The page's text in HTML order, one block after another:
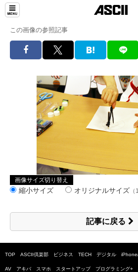
この画像の参照記事
画像サイズ切り替え
縮小サイズ オリジナルサイズ
記事に戻る
TOP ASCII倶楽部 ビジネス TECH デジタル
AV アキバ スマホ スタートアップ プログラミング+